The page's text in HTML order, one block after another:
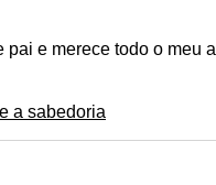
e merece todo o meu
a sabedoria